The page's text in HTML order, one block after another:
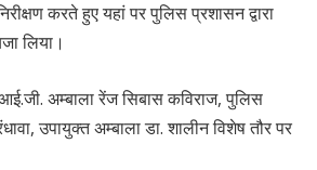
निरीक्षण करते हुए यहां पर पुलिस प्रशासन द्वारा
लिया।
अम्बाला रेंज सिबास कविराज, पुलिस
उपायुक्त अम्बाला डा. शालीन विशेष तौर पर